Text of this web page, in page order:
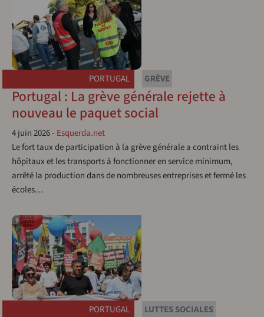
PORTUGAL GRÈVE
Portugal : La grève générale rejette à
nouveau le paquet social
4 juin 2026- Esquerda.net
Le fort taux de participation à la grève générale a contraint les
hôpitaux et les transports à fonctionner en service minimum,
arrêté la production dans de nombreuses entreprises et fermé les
écoles…
PORTUGAL LUTTES SOCIALES